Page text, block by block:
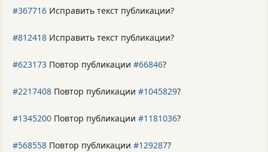
#367716 Исправить текст публикации?
#812418 Исправить текст публикации?
#623173 Повтор публикации #66846?
#2217408 Повтор публикации #1045829?
#1345200 Повтор публикации #1181036?
#568558 Повтор публикации #129287?